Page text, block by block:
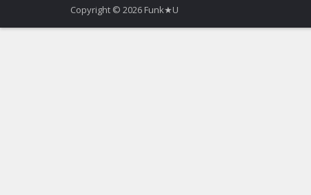
Copyright © 2026 Funk★U